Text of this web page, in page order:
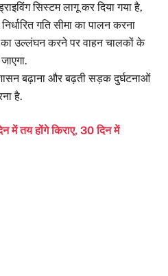
सिस्टम लागू कर दिया गया है,
गति सीमा का पालन करना
का उल्लंघन करने पर वाहन चालकों के
बढ़ाना और बढ़ती सड़क दुर्घटनाओं
है.
में तय होंगे किराए, 30 दिन में